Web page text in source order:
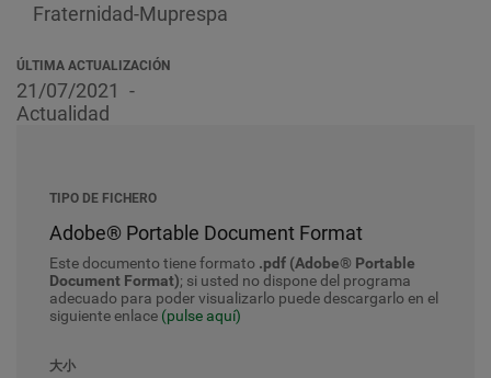
Fraternidad-Muprespa
ÚLTIMA ACTUALIZACIÓN
21/07/2021
Actualidad
TIPO DE FICHERO
Adobe® Portable Document Format
Este documento tiene formato .pdf (Adobe® Portable
Document Format); si usted no dispone del programa
adecuado para poder visualizarlo puede descargarlo en el
siguiente enlace (pulse aquí)
大小